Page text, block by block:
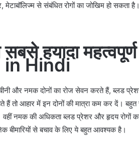
से संबंधित रोगों का जोखिम हो सकता है।
सबसे हयादा महत्वपूर्ण
Hindi
और नमक दोनों का रोज सेवन करते हैं, ब्लड
हैं तो आहार में इन दोनों की मात्रा कम कर दें। बहुत
वहीं नमक की अधिकता ब्लड प्रेशर और हृदय
बीमारियों से बचाव के लिए ये बहुत आवश्यक है।